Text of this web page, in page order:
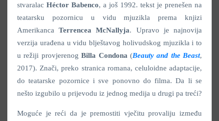
stvaralac Héctor Babenco, a još 1992. tekst je prenešen na
teatarsku pozornicu u vidu mjuzikla prema knjizi
AmerikancaTerrencea McNallyja. Upravo je najnovija
verzija urađena u vidu blještavog holivudskog mjuzikla i to
u režiji provjerenogBilla Condona (Beauty and the Beast,
2017). Znači, preko stranica romana, celuloidne adaptacije,
do teatarske pozornice i sve ponovno do filma. Da li se
nešto izgubilo u prijevodu iz jednog medija u drugi pa treći?
Moguće je reći da je premostiti vječitu provaliju između